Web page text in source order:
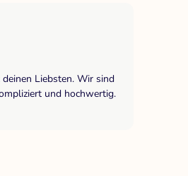
Liebsten. Wir sind
und hochwertig.